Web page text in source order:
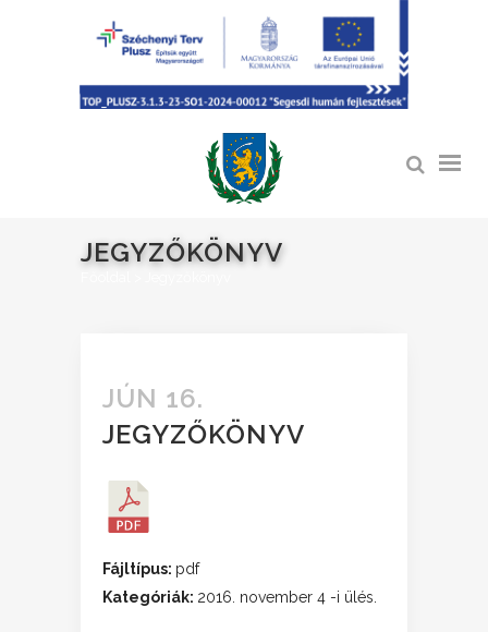
JEGYZŐKÖNYV
JÚN 16.
JEGYZŐKÖNYV
Fájltípus: pdf
Kategóriák: 2016. november 4 -i ülés.